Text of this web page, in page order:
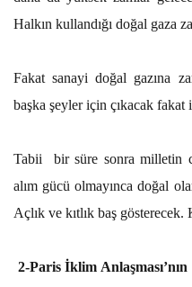
Halkın kullandığı doğal gaza
Fakat sanayi doğal gazına
başka şeyler için çıkacak fakat
Tabii bir süre sonra milletin
alım gücü olmayınca doğal
Açlık ve kıtlık baş
2-Paris İklim Anlaşması’nın